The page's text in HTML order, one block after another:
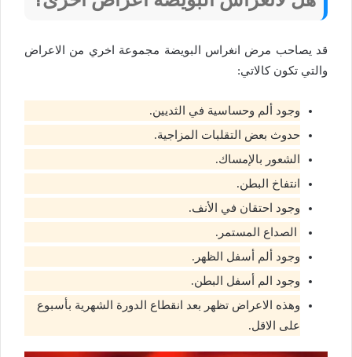
قد يصاحب مرض انغراس البويضة مجموعة اخري من الاعراض
والتي تكون كالاتي:
وجود ألم وحساسية في الثديين.
حدوث بعض التقلبات المزاجية.
الشعور بالإمساك.
انتفاخ البطن.
وجود احتقان في الأنف.
الصداع المستمر.
وجود ألم أسفل الظهر.
وجود الم أسفل البطن.
وهذه الاعراض تظهر بعد انقطاع الدورة الشهرية بأسبوع
على الاقل.